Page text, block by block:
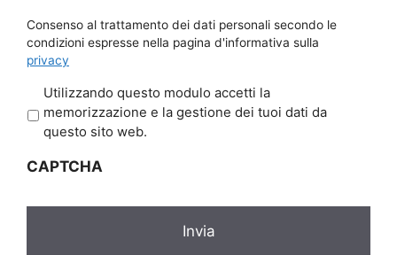
Consenso al trattamento dei dati personali secondo le
condizioni espresse nella pagina d'informativa sulla
privacy
r
a
y
Utilizzando questo modulo accetti la
memorizzazione e la gestione dei tuoi dati da
questo sito web.
CAPTCHA